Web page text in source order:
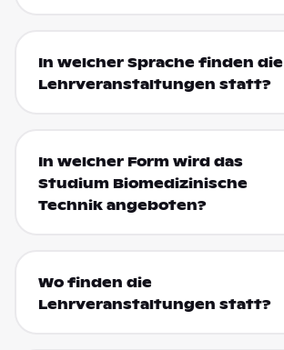
In welcher Sprache finden die
Lehrveranstaltungen statt?
In welcher Form wird das
Studium Biomedizinische
Technik angeboten?
Wo finden die
Lehrveranstaltungen statt?